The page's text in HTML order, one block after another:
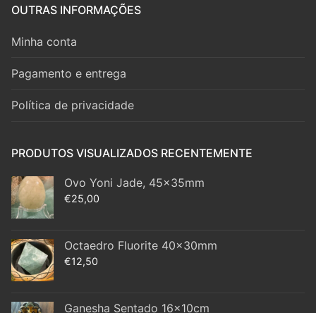
OUTRAS INFORMAÇÕES
Minha conta
Pagamento e entrega
Política de privacidade
PRODUTOS VISUALIZADOS RECENTEMENTE
Ovo Yoni Jade, 45x35mm
€25,00
Octaedro Fluorite 40x30mm
€12,50
Ganesha Sentado 16x10cm